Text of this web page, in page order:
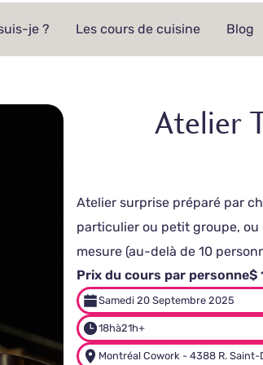
je ? Les cours de cuisine Blog
Atelier
Atelier surprise préparé par
particulier ou petit groupe,
mesure (au-delà de 10
Prix du cours par personne$
Samedi 20 Septembre 2025
18hà21h+
Montréal Cowork - 4388 R.